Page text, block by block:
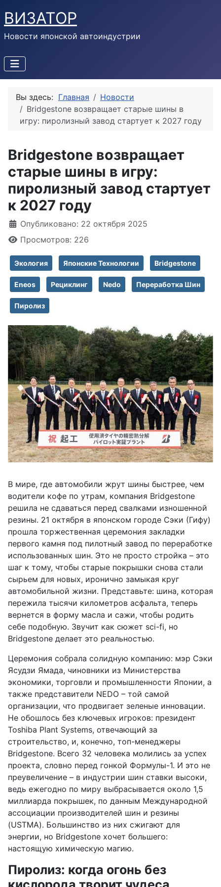
ВИЗАТОР
Новости японской автоиндустрии
Вы здесь: Главная
Новости
Bridgestone возвращает старые шины в
игру: пиролизный завод стартует к 2027 году
Bridgestone возвращает
старые шины в игру:
пиролизный завод стартует
к 2027 году
Информация о материале
Опубликовано: 22 октября 2025
Просмотров: 226
Экология Японские Технологии Bridgestone
Eneos Рециклинг Nedo Переработка Шин
Пиролиз
В мире, где автомобили жрут шины быстрее, чем
водители кофе по утрам, компания Bridgestone
решила не сдаваться перед свалками изношенной
резины. 21 октября в японском городе Сэки (Гифу)
прошла торжественная церемония закладки
первого камня под пилотный завод по переработке
использованных шин. Это не просто стройка – это
шаг к тому, чтобы старые покрышки снова стали
сырьем для новых, иронично замыкая круг
автомобильной жизни. Представьте: шина, которая
пережила тысячи километров асфальта, теперь
вернется в форму масла и сажи, чтобы родить
себе подобную. Звучит как сюжет sci-fi, но
Bridgestone делает это реальностью.
Церемония собрала солидную компанию: мэр Сэки
Ясудзи Ямада, чиновники из Министерства
экономики, торговли и промышленности Японии, а
также представители NEDO – той самой
организации, что продвигает зеленые инновации.
Не обошлось без ключевых игроков: президент
Toshiba Plant Systems, отвечающий за
строительство, и, конечно, топ-менеджеры
Bridgestone. Всего 32 человека молились за успех
проекта, словно перед гонкой Формулы-1. И это не
преувеличение – в индустрии шин ставки высоки,
ведь ежегодно по миру выбрасывается около 1,5
миллиарда покрышек, по данным Международной
ассоциации производителей шин и резины
(USTMA). Большинство из них сжигают для
энергии, но Bridgestone хочет большего:
настоящую химическую магию.
Пиролиз: когда огонь без